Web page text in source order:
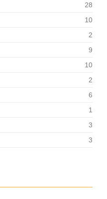
28
10
2
9
10
2
6
1
3
3